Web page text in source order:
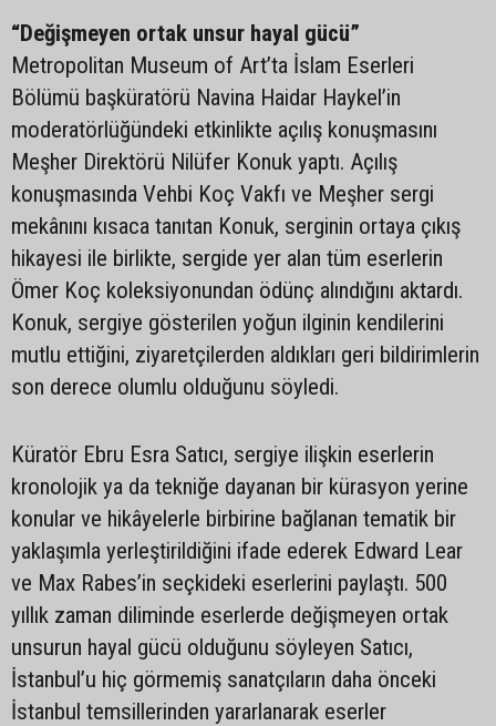
“Değişmeyen ortak unsur hayal gücü”
Metropolitan Museum of Art’ta İslam Eserleri
Bölümü başküratörü Navina Haidar Haykel’in
moderatörlüğündeki etkinlikte açılış konuşmasını
Meşher Direktörü Nilüfer Konuk yaptı. Açılış
konuşmasında Vehbi Koç Vakfı ve Meşher sergi
mekânını kısaca tanıtan Konuk, serginin ortaya çıkış
hikayesi ile birlikte, sergide yer alan tüm eserlerin
Ömer Koç koleksiyonundan ödünç alındığını aktardı.
Konuk, sergiye gösterilen yoğun ilginin kendilerini
mutlu ettiğini, ziyaretçilerden aldıkları geri bildirimlerin
son derece olumlu olduğunu söyledi.
Küratör Ebru Esra Satıcı, sergiye ilişkin eserlerin
kronolojik ya da tekniğe dayanan bir kürasyon yerine
konular ve hikâyelerle birbirine bağlanan tematik bir
yaklaşımla yerleştirildiğini ifade ederek Edward Lear
ve Max Rabes’in seçkideki eserlerini paylaştı. 500
yıllık zaman diliminde eserlerde değişmeyen ortak
unsurun hayal gücü olduğunu söyleyen Satıcı,
İstanbul’u hiç görmemiş sanatçıların daha önceki
İstanbul temsillerinden yararlanarak eserler